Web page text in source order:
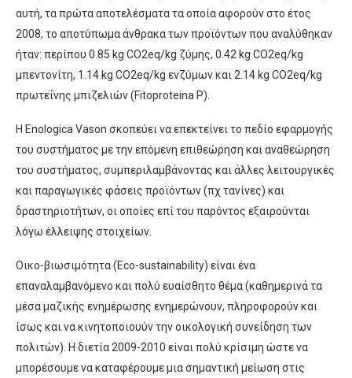
αυτή, τα πρώτα αποτελέσματα τα οποία αφορούν στο έτος
2008, το αποτύπωμα άνθρακα των προϊόντων που αναλύθηκαν
ήταν: περίπου 0.85 kg CO2eq/kg ζύμης, 0.42 kg CO2eq/kg
μπεντονίτη, 1.14 kg CO2eq/kg ενζύμων και 2.14 kg CO2eq/kg
πρωτεΐνης μπιζελιών (Fitoproteina P).
Η Enologica Vason σκοπεύει να επεκτείνει το πεδίο εφαρμογής
του συστήματος με την επόμενη επιθεώρηση και αναθεώρηση
του συστήματος, συμπεριλαμβάνοντας και άλλες λειτουργικές
και παραγωγικές φάσεις προϊόντων (πχ τανίνες) και
δραστηριοτήτων, οι οποίες επί του παρόντος εξαιρούνται
λόγω έλλειψης στοιχείων.
Οικο-βιωσιμότητα (Eco-sustainability) είναι ένα
επαναλαμβανόμενο και πολύ ευαίσθητο θέμα (καθημερινά τα
μέσα μαζικής ενημέρωσης ενημερώνουν, πληροφορούν και
ίσως και να κινητοποιουύν την οικολογική συνείδηση των
πολιτών). Η διετία 2009-2010 είναι πολύ κρίσιμη ώστε να
μπορέσουμε να καταφέρουμε μια σημαντική μείωση στις